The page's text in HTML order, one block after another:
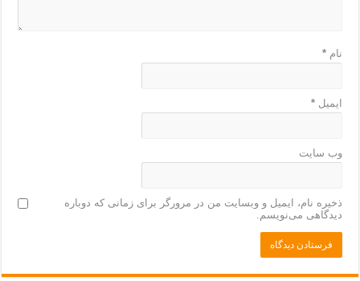
نام*
ایمیل*
وب‌ سایت
ذخیره نام، ایمیل و وبسایت من در مرورگر برای زمانی که دوباره
دیدگاهی می‌نویسم.